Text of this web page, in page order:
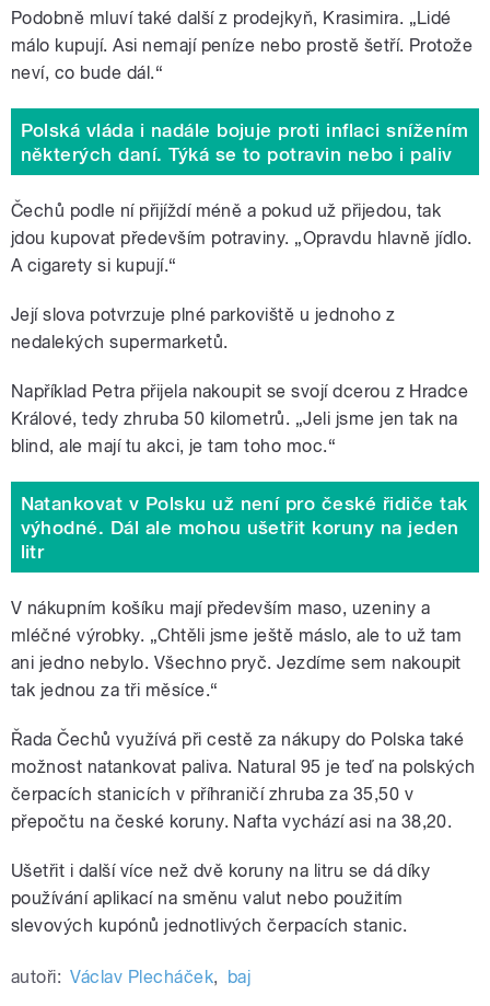
Podobně mluví také další z prodejkyň, Krasimira. „Lidé
málo kupují. Asi nemají peníze nebo prostě šetří. Protože
neví, co bude dál.“
Polská vláda i nadále bojuje proti inflaci snížením
některých daní. Týká se to potravin nebo i paliv
Čechů podle ní přijíždí méně a pokud už přijedou, tak
jdou kupovat především potraviny. „Opravdu hlavně jídlo.
A cigarety si kupují.“
Její slova potvrzuje plné parkoviště u jednoho z
nedalekých supermarketů.
Například Petra přijela nakoupit se svojí dcerou z Hradce
Králové, tedy zhruba 50 kilometrů. „Jeli jsme jen tak na
blind, ale mají tu akci, je tam toho moc.“
Natankovat v Polsku už není pro české řidiče tak
výhodné. Dál ale mohou ušetřit koruny na jeden
litr
V nákupním košíku mají především maso, uzeniny a
mléčné výrobky. „Chtěli jsme ještě máslo, ale to už tam
ani jedno nebylo. Všechno pryč. Jezdíme sem nakoupit
tak jednou za tři měsíce.“
Řada Čechů využívá při cestě za nákupy do Polska také
možnost natankovat paliva. Natural 95 je teď na polských
čerpacích stanicích v příhraničí zhruba za 35,50 v
přepočtu na české koruny. Nafta vychází asi na 38,20.
Ušetřit i další více než dvě koruny na litru se dá díky
používání aplikací na směnu valut nebo použitím
slevových kupónů jednotlivých čerpacích stanic.
autoři: Václav Plecháček, baj